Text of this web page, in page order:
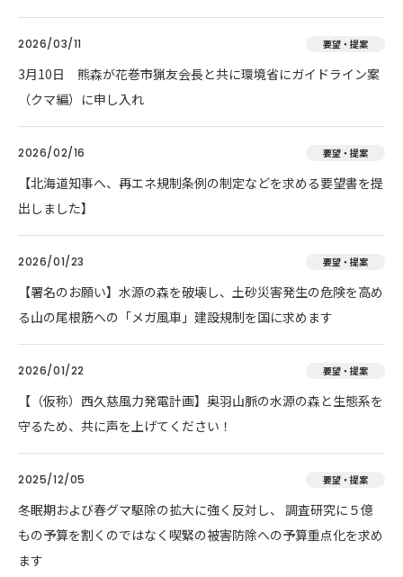
2026/03/11 要望・提案
3月10日 熊森が花巻市猟友会長と共に環境省にガイドライン案
（クマ編）に申し入れ
2026/02/16 要望・提案
【北海道知事へ、再エネ規制条例の制定などを求める要望書を提
出しました】
2026/01/23 要望・提案
【署名のお願い】水源の森を破壊し、土砂災害発生の危険を高め
る山の尾根筋への「メガ風車」建設規制を国に求めます
2026/01/22 要望・提案
【（仮称）西久慈風力発電計画】奥羽山脈の水源の森と生態系を
守るため、共に声を上げてください！
2025/12/05 要望・提案
冬眠期および春グマ駆除の拡大に強く反対し、 調査研究に５億
もの予算を割くのではなく喫緊の被害防除への予算重点化を求め
ます